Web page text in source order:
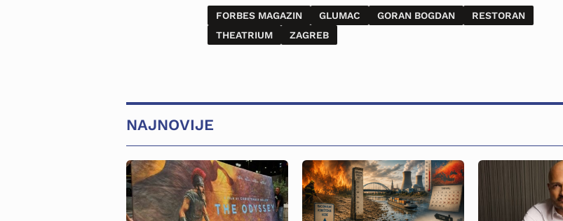
FORBES MAGAZIN GLUMAC GORAN BOGDAN
RESTORAN
THEATRIUM
ZAGREB
NAJNOVIJE